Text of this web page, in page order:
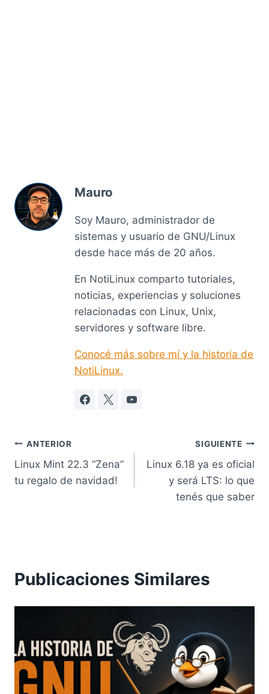
Mauro
Soy Mauro, administrador de
sistemas y usuario de GNU/Linux
desde hace más de 20 años.
En NotiLinux comparto tutoriales,
noticias, experiencias y soluciones
relacionadas con Linux, Unix,
servidores y software libre.
Conocé más sobre mí y la historia de
NotiLinux.
Navegación
de
ANTERIOR
Linux Mint 22.3 “Zena”
tu regalo de navidad!
SIGUIENTE
Linux 6.18 ya es oficial
y será LTS: lo que
tenés que saber
Publicaciones Similares